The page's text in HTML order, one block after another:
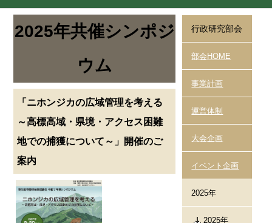
2025年共催シンポジ
ウム
「ニホンジカの広域管理を考える
～高標高域・県境・アクセス困難
地での捕獲について～」開催のご
案内
行政研究部会
部会HOME
事業計画
運営体制
大会企画
イベント企画
2025年
2025年